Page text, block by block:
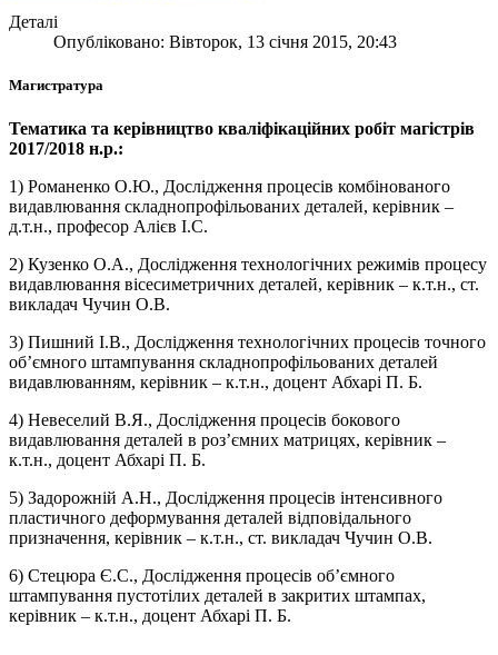
Деталі
Опубліковано: Вівторок, 13 січня 2015, 20:43
Магистратура
Тематика та керівництво кваліфікаційних робіт магістрів
2017/2018 н.р.:
1) Романенко О.Ю., Дослідження процесів комбінованого
видавлювання складнопрофільованих деталей, керівник –
д.т.н., професор Алієв І.С.
2) Кузенко О.А., Дослідження технологічних режимів процесу
видавлювання вісесиметричних деталей, керівник – к.т.н., ст.
викладач Чучин О.В.
3) Пишний І.В., Дослідження технологічних процесів точного
об’ємного штампування складнопрофільованих деталей
видавлюванням, керівник – к.т.н., доцент Абхарі П. Б.
4) Невеселий В.Я., Дослідження процесів бокового
видавлювання деталей в роз’ємних матрицях, керівник –
к.т.н., доцент Абхарі П. Б.
5) Задорожній А.Н., Дослідження процесів інтенсивного
пластичного деформування деталей відповідального
призначення, керівник – к.т.н., ст. викладач Чучин О.В.
6) Стецюра Є.С., Дослідження процесів об’ємного
штампування пустотілих деталей в закритих штампах,
керівник – к.т.н., доцент Абхарі П. Б.